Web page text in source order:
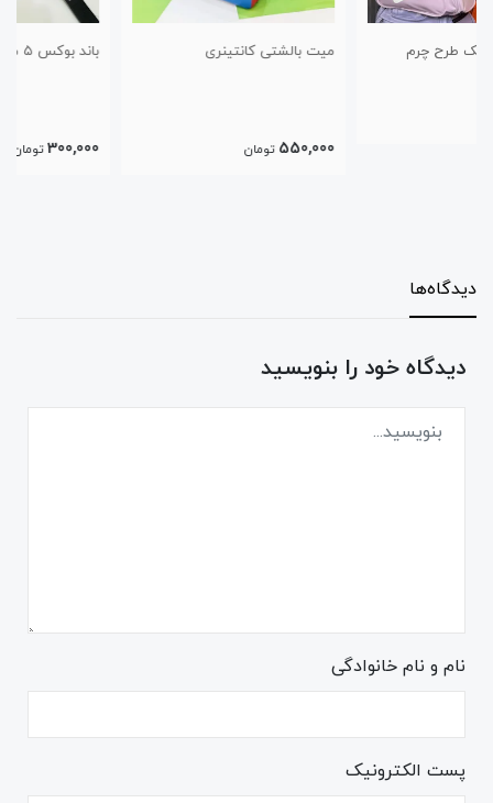
میت بالشتی کانتینری باند بوکس ۵ متری پاکستانی
دیدگاه‌ها
دیدگاه خود را بنویسید
نام و نام خانوادگی
پست الکترونیک